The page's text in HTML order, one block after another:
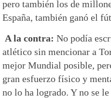
pero también los de
España, también ganó el
A la contra: No podía
atlético sin mencionar a
mejor Mundial posible,
gran esfuerzo físico y
no lo ha logrado. Y no se